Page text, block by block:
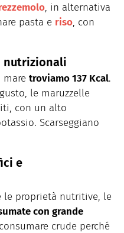
, in alternativa
pasta e riso, con
nutrizionali
troviamo 137 Kcal.
le maruzzelle
con un alto
Scarseggiano
e
le proprietà nutritive, le
con grande
crude perché